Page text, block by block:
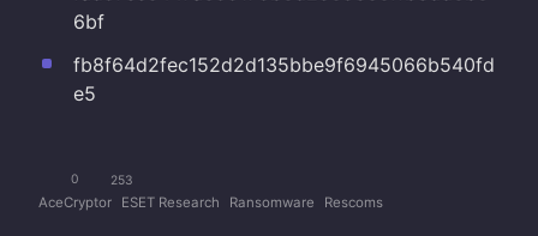
6bf
fb8f64d2fec152d2d135bbe9f6945066b540fd
e5
0 253
AceCryptor ESET Research Ransomware Rescoms